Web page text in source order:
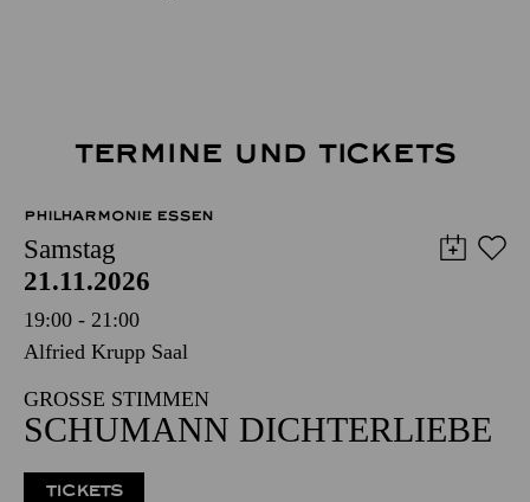
TERMINE UND TICKETS
PHILHARMONIE ESSEN
Samstag
21.11.2026
19:00 - 21:00
Alfried Krupp Saal
GROSSE STIMMEN
SCHUMANN DICHTERLIEBE
TICKETS